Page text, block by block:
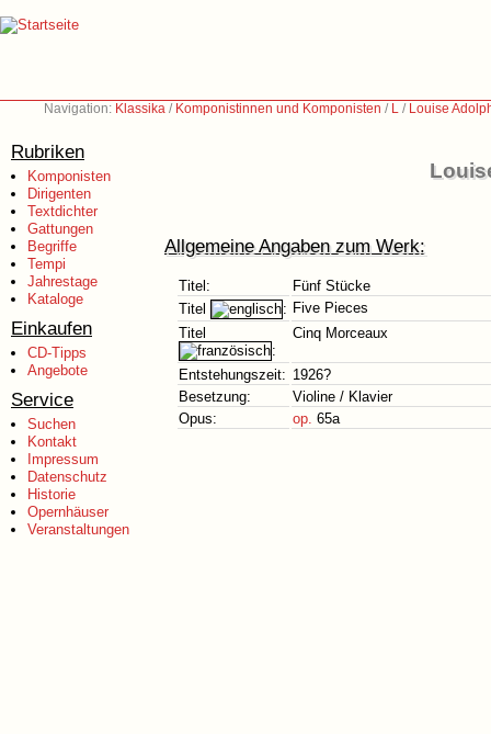
Navigation: Klassika / Komponistinnen und Komponisten / L / Louise
Rubriken
Komponisten
Dirigenten
Textdichter
Gattungen
Begriffe
Tempi
Jahrestage
Kataloge
Einkaufen
CD-Tipps
Angebote
Service
Suchen
Kontakt
Impressum
Datenschutz
Historie
Opernhäuser
Veranstaltungen
Allgemeine Angaben zum Werk:
Titel:
Fünf Stücke
Titel
: Five Pieces
Titel
:
Cinq Morceaux
Entstehungszeit: 1926?
Besetzung:
Violine / Klavier
Opus:
op. 65a